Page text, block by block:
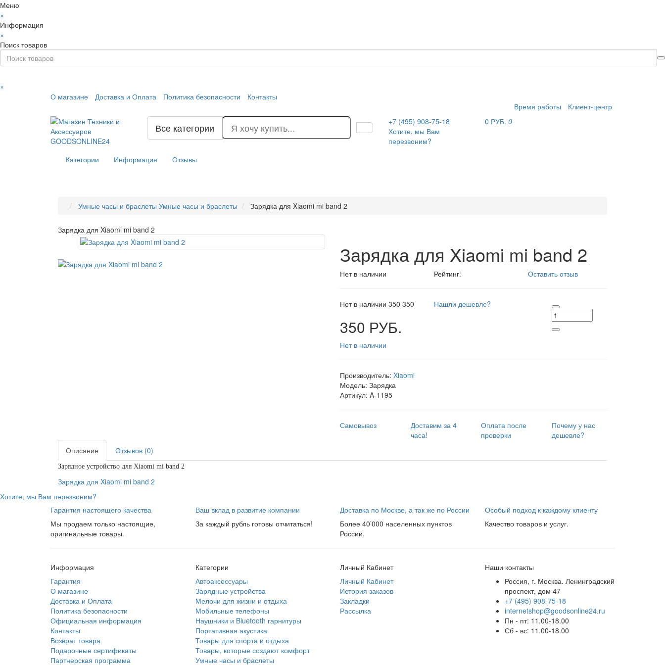
Меню
×
Информация
×
Поиск товаров
×
О магазине
Доставка и Оплата Политика безопасности
Контакты
Время работы
Клиент-центр
Все категории
+7 (495) 908-75-18
Хотите, мы Вам
перезвоним?
0 РУБ. 0
Категории Информация Отзывы
Умные часы и браслеты Умные часы и браслеты Зарядка для Xiaomi mi band 2
Зарядка для Xiaomi mi band 2
Зарядка для Xiaomi mi band 2
Нет в наличии Рейтинг: Оставить отзыв
Нет в наличии 350 350
350 РУБ.
Нашли дешевле?
Нет в наличии
Производитель: Xiaomi
Модель: Зарядка
Артикул: A-1195
Самовывоз
Доставим за 4
часа!
Оплата после
проверки
Почему у нас
дешевле?
Описание
Отзывов (0)
Зарядное устройство для Xiaomi mi band 2
Зарядка для Xiaomi mi band 2
Хотите, мы Вам перезвоним?
Гарантия настоящего качества
Мы продаем только настоящие,
оригинальные товары.
Ваш вклад в развитие компании
За каждый рубль готовы отчитаться!
Доставка по Москве, а так же по России
Более 40’000 населенных пунктов
России.
Особый подход к каждому клиенту
Качество товаров и услуг.
Информация
Гарантия
О магазине
Доставка и Оплата
Политика безопасности
Официальная информация
Контакты
Возврат товара
Подарочные сертификаты
Партнерская программа
Категории
Автоаксессуары
Зарядные устройства
Мелочи для жизни и отдыха
Мобильные телефоны
Наушники и Bluetooth гарнитуры
Портативная акустика
Товары для спорта и отдыха
Товары, которые создают комфорт
Умные часы и браслеты
Личный Кабинет
Личный Кабинет
История заказов
Закладки
Рассылка
Наши контакты
Россия, г. Москва. Ленинградский
проспект, дом 47
+7 (495) 908-75-18
internetshop@goodsonline24.ru
Пн - пт: 11.00-18.00
Сб - вс: 11.00-18.00